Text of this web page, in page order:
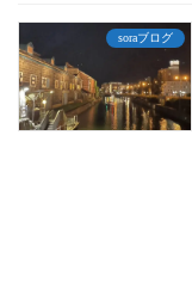
soraブログ